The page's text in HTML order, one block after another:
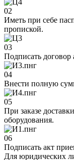
02
Иметь при себе
пропиской.
03
Подписать договор
04
Внести полную
05
При заказе
оборудования.
06
Подписать акт
Для юридических